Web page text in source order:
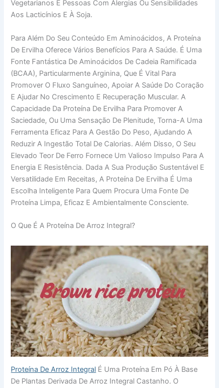
Vegetarianos E Pessoas Com Alergias Ou Sensibilidades
Aos Lacticínios E À Soja.
Para Além Do Seu Conteúdo Em Aminoácidos, A Proteína
De Ervilha Oferece Vários Benefícios Para A Saúde. É Uma
Fonte Fantástica De Aminoácidos De Cadeia Ramificada
(BCAA), Particularmente Arginina, Que É Vital Para
Promover O Fluxo Sanguíneo, Apoiar A Saúde Do Coração
E Ajudar No Crescimento E Recuperação Muscular. A
Capacidade Da Proteína De Ervilha Para Promover A
Saciedade, Ou Uma Sensação De Plenitude, Torna-A Uma
Ferramenta Eficaz Para A Gestão Do Peso, Ajudando A
Reduzir A Ingestão Total De Calorias. Além Disso, O Seu
Elevado Teor De Ferro Fornece Um Valioso Impulso Para A
Energia E Resistência. Dada A Sua Produção Sustentável E
Versatilidade Em Receitas, A Proteína De Ervilha É Uma
Escolha Inteligente Para Quem Procura Uma Fonte De
Proteína Limpa, Eficaz E Ambientalmente Consciente.
O Que É A Proteína De Arroz Integral?
Proteína De Arroz Integral É Uma Proteína Em Pó À Base
De Plantas Derivada De Arroz Integral Castanho. O